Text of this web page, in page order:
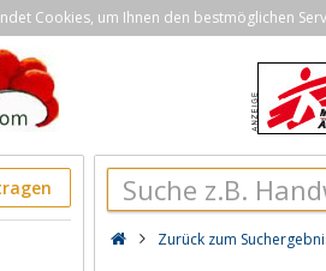
Cookies, um Ihnen den bestmöglichen
Zurück zum